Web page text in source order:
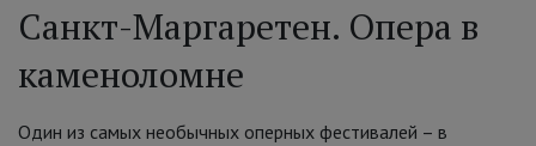
Санкт-Маргаретен. Опера в
каменоломне
Один из самых необычных оперных фестивалей – в